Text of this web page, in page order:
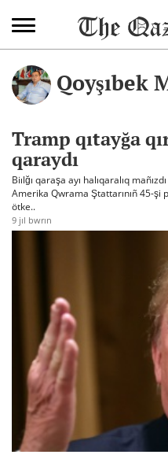
Qoyşıbek
Tramp qıtayğa
qaraydı
Biılğı qaraşa ayı halıqaralıq
Amerika Qwrama Ştattarınıñ 45-şi
ötke..
9 jıl bwrın